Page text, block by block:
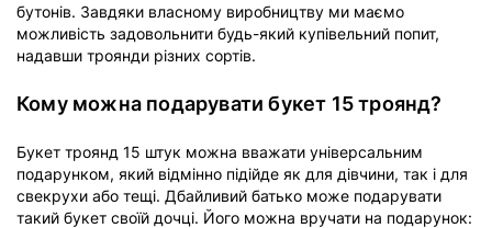
бутонів. Завдяки власному виробництву ми маємо
можливість задовольнити будь-який купівельний попит,
надавши троянди різних сортів.
Кому можна подарувати букет 15 троянд?
Букет троянд 15 штук можна вважати універсальним
подарунком, який відмінно підійде як для дівчини, так і для
свекрухи або тещі. Дбайливий батько може подарувати
такий букет своїй дочці. Його можна вручати на подарунок: